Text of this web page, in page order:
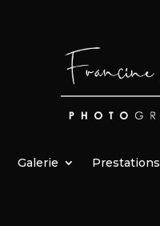
Galerie Prestations